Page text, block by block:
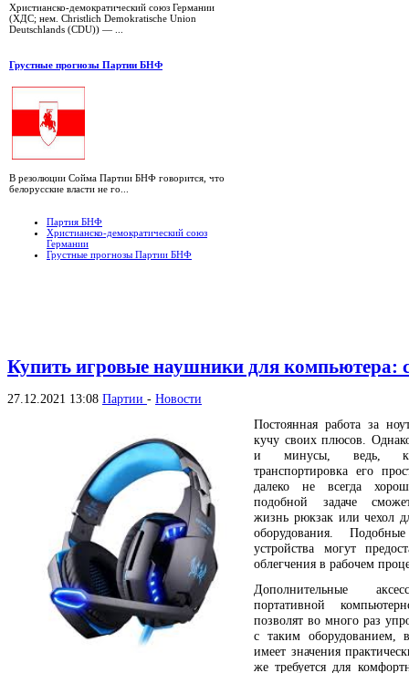
Христианско-демократический союз Германии
(ХДС; нем. Christlich Demokratische Union
Deutschlands (CDU)) — ...
Грустные прогнозы Партии БНФ
В резолюции Сойма Партии БНФ говорится, что
белорусские власти не го...
Партия БНФ
Христианско-демократический союз
Германии
Грустные прогнозы Партии БНФ
Купить игровые наушники для компьютера:
27.12.2021 13:08 Партии - Новости
Постоянная работа за
кучу своих плюсов.
и минусы, ведь, к
транспортировка его
далеко не всегда
подобной задаче
жизнь рюкзак или чехол
оборудования.
устройства могут
облегчения в рабочем
Дополнительные
портативной
позволят во много раз
с таким оборудованием,
имеет значения
же требуется для